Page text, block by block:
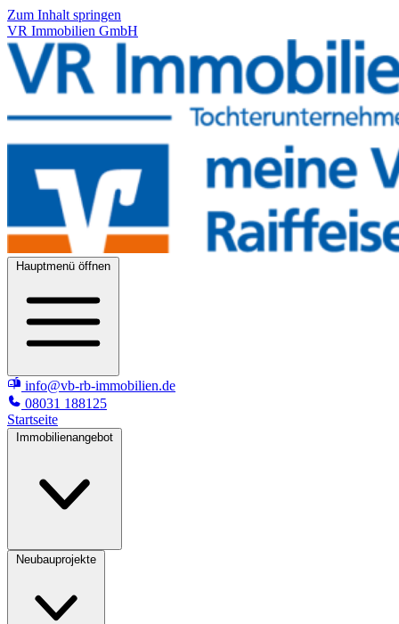
Zum Inhalt springen
VR Immobilien GmbH
Hauptmenü öffnen
info@vb-rb-immobilien.de
08031 188125
Startseite
Immobilienangebot
Neubauprojekte